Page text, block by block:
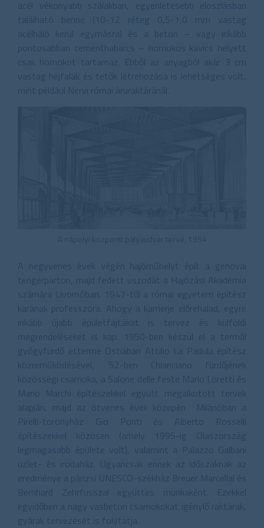
acél vékonyabb szálakban, egyenletesebb eloszlásban
található benne (10-12 réteg 0,5-1,0 mm vastag
acélháló kerül egymásra) és a beton – vagy inkább
pontosabban cementhabarcs – homokos kavics helyett
csak homokot tartamaz. Ebből az anyagból akár 3 cm
vastag héjfalak és tetők létrehozása is lehetséges volt,
mint például Nervi római áruraktáránál.
A nápolyi központi pályaudvar terve, 1954
A negyvenes évek végén hajóműhelyt épít a genovai
tengerparton, majd fedett uszodát a Hajózási Akadémia
számára Livornóban. 1947-től a római egyetem építész
karának professzora. Ahogy a karrierje előrehalad, egyre
inkább újabb épületfajtákat is tervez és külföldi
megrendeléseket is kap. 1950-ben készül el a termál
gyógyfürdő étterme Ostiában Attilio La Padula építész
közreműködésével, ’52-ben Chianciano fürdőjének
közösségi csarnoka, a Salone delle feste Mario Loretti és
Mario Marchi építészekkel együtt megalkotott tervek
alapján, majd az ötvenes évek közepén Milánóban a
Pirelli-toronyház Gio Ponti és Alberto Rosselli
építészekkel közösen (amely 1995-ig Olaszország
legmagasabb épülete volt), valamint a Palazzo Galbani
üzlet- és irodaház. Ugyancsak ennek az időszaknak az
eredménye a párizsi UNESCO-székház Breuer Marcellal és
Bernhard Zehrfusszal együttes munkaként. Ezekkel
egyidőben a nagy vasbeton csarnokokat igénylő raktárak,
gyárak tervezését is folytatja.